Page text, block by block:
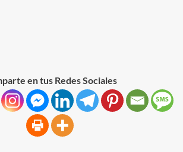
en tus Redes Sociales